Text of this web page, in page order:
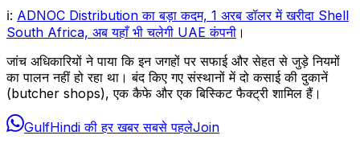
ℹ: ADNOC Distribution का बड़ा कदम, 1 अरब डॉलर में खरीदा Shell
South Africa, अब यहाँ भी चलेगी UAE कंपनी ।
जांच अधिकारियों ने पाया कि इन जगहों पर सफाई और सेहत से जुड़े नियमों
का पालन नहीं हो रहा था। बंद किए गए संस्थानों में दो कसाई की दुकानें
(butcher shops), एक कैफे और एक बिस्किट फैक्ट्री शामिल हैं।
GulfHindi की हर खबर सबसे पहलेJoin